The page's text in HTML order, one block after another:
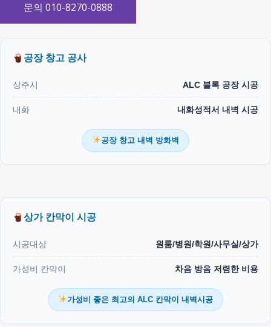
문의 010-8270-0888
공장 창고 공사
상주시 ALC 블록 공장 시공
내화 내화성적서 내벽 시공
공장 창고 내벽 방화벽
상가 칸막이 시공
시공대상 원룸/병원/학원/사무실/상가
가성비 칸막이 차음 방음 저렴한 비용
가성비 좋은 최고의 ALC 칸막이 내벽시공